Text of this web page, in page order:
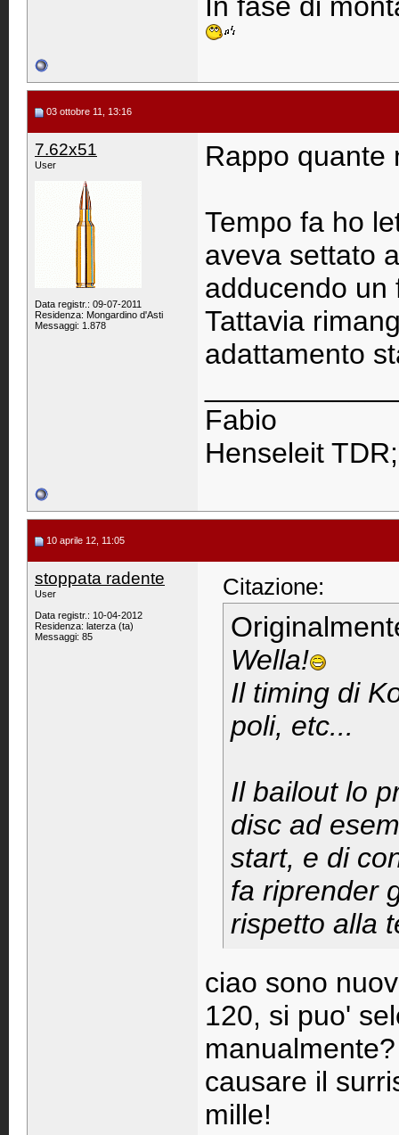
03 ottobre 11, 13:16
7.62x51
User
Data registr.: 09-07-2011
Residenza: Mongardino d'Asti
Messaggi: 1.878
Rappo quante
Tempo fa ho
aveva settato
adducendo un
Tattavia
adattamento
Fabio
Henseleit
10 aprile 12, 11:05
stoppata radente
User
Data registr.: 10-04-2012
Residenza: laterza (ta)
Messaggi: 85
Citazione:
Wella!
Il timing di
poli, etc...
Il bailout lo
disc ad
start, e di
fa riprender
rispetto alla
ciao sono
120, si puo'
causare il
mille!